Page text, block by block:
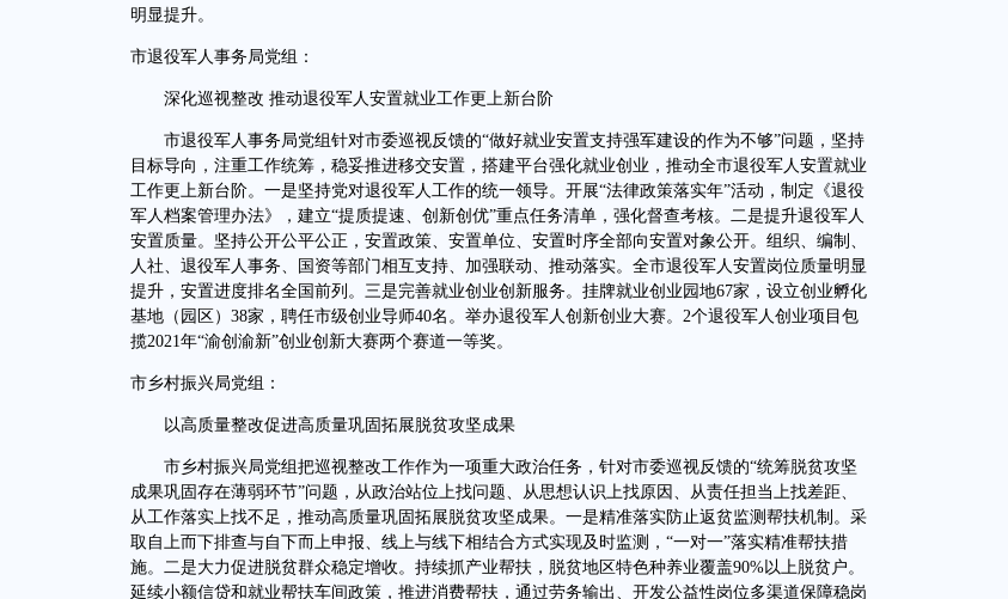
明显提升。
市退役军人事务局党组：
深化巡视整改 推动退役军人安置就业工作更上新台阶
市退役军人事务局党组针对市委巡视反馈的“做好就业安置支持强军建设的作为不够”问题，坚持
目标导向，注重工作统筹，稳妥推进移交安置，搭建平台强化就业创业，推动全市退役军人安置就业
工作更上新台阶。一是坚持党对退役军人工作的统一领导。开展“法律政策落实年”活动，制定《退役
军人档案管理办法》，建立“提质提速、创新创优”重点任务清单，强化督查考核。二是提升退役军人
安置质量。坚持公开公平公正，安置政策、安置单位、安置时序全部向安置对象公开。组织、编制、
人社、退役军人事务、国资等部门相互支持、加强联动、推动落实。全市退役军人安置岗位质量明显
提升，安置进度排名全国前列。三是完善就业创业创新服务。挂牌就业创业园地67家，设立创业孵化
基地（园区）38家，聘任市级创业导师40名。举办退役军人创新创业大赛。2个退役军人创业项目包
揽2021年“渝创渝新”创业创新大赛两个赛道一等奖。
市乡村振兴局党组：
以高质量整改促进高质量巩固拓展脱贫攻坚成果
市乡村振兴局党组把巡视整改工作作为一项重大政治任务，针对市委巡视反馈的“统筹脱贫攻坚
成果巩固存在薄弱环节”问题，从政治站位上找问题、从思想认识上找原因、从责任担当上找差距、
从工作落实上找不足，推动高质量巩固拓展脱贫攻坚成果。一是精准落实防止返贫监测帮扶机制。采
取自上而下排查与自下而上申报、线上与线下相结合方式实现及时监测，“一对一”落实精准帮扶措
施。二是大力促进脱贫群众稳定增收。持续抓产业帮扶，脱贫地区特色种养业覆盖90%以上脱贫户。
延续小额信贷和就业帮扶车间政策，推进消费帮扶，通过劳务输出、开发公益性岗位多渠道保障稳岗